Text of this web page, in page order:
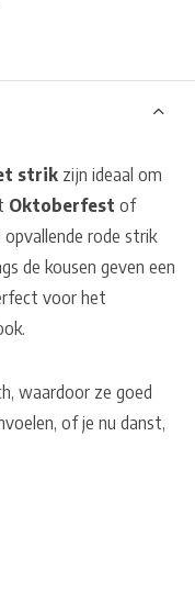
strik zijn ideaal om
Oktoberfest of
rode strik
de kousen geven een
voor het
waardoor ze goed
of je nu danst,